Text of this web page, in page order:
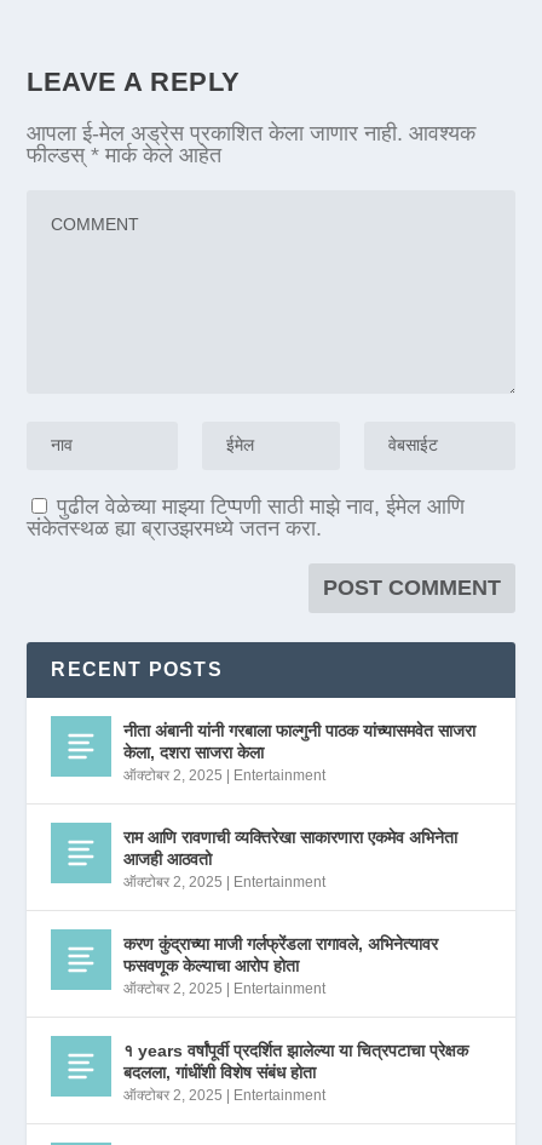
LEAVE A REPLY
आपला ई-मेल अड्रेस प्रकाशित केला जाणार नाही. आवश्यक
फील्डस्* मार्क केले आहेत
पुढील वेळेच्या माझ्या टिप्पणी साठी माझे नाव, ईमेल आणि
संकेतस्थळ ह्या ब्राउझरमध्ये जतन करा.
RECENT POSTS
नीता अंबानी यांनी गरबाला फाल्गुनी पाठक यांच्यासमवेत साजरा
केला, दशरा साजरा केला
ऑक्टोबर 2, 2025 | Entertainment
राम आणि रावणाची व्यक्तिरेखा साकारणारा एकमेव अभिनेता
आजही आठवतो
ऑक्टोबर 2, 2025 | Entertainment
करण कुंद्राच्या माजी गर्लफ्रेंडला रागावले, अभिनेत्यावर
फसवणूक केल्याचा आरोप होता
ऑक्टोबर 2, 2025 | Entertainment
१ years वर्षांपूर्वी प्रदर्शित झालेल्या या चित्रपटाचा प्रेक्षक
बदलला, गांधींशी विशेष संबंध होता
ऑक्टोबर 2, 2025 | Entertainment